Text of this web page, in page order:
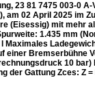
23 81 7475 003-0
am 02 April 2025 im
(Eisessig) mit mehr
1.435 mm
Maximales
Bremserbühne
10
der Gattung Zces: Z